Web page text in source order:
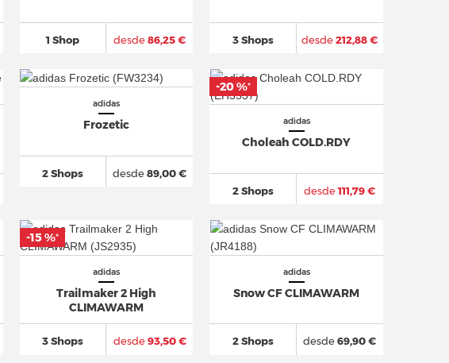
1 Shop desde86,25 € 3 Shops desde212,88 €
adidas
Frozetic
2 Shops desde89,00 €
adidas
Choleah COLD.RDY
2 Shops desde111,79 €
-20 %*
adidas
Trailmaker 2 High
CLIMAWARM
3 Shops desde93,50 €
-15 %*
adidas
Snow CF CLIMAWARM
2 Shops desde69,90 €